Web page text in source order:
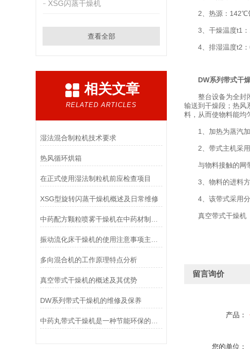
XSG闪蒸干燥机
查看全部
相关文章
RELATED ARTICLES
湿法混合制粒机技术要求
热风循环烘箱
在正式使用湿法制粒机前应检查项目
XSG型旋转闪蒸干燥机概述及日常维修
多向混合机的工作原理特点分析
真空带式干燥机的概述及其优势
DW系列带式干燥机的维修及保养
2、热源：142℃
3、干燥温度t1
4、排湿温度t2
DW系列带式干
整台设备为全封闭
输送到干燥段；热风
料，从而使物料能均
1、加热为蒸汽加
2、带式主机采用
与物料接触的网带
3、物料的进料方
4、该带式采用分
真空带式干燥机
留言询价
产品：
您的单位：